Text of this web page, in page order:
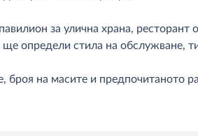
за улична храна, ресторант
определи стила на обслужване,
броя на масите и предпочитаното